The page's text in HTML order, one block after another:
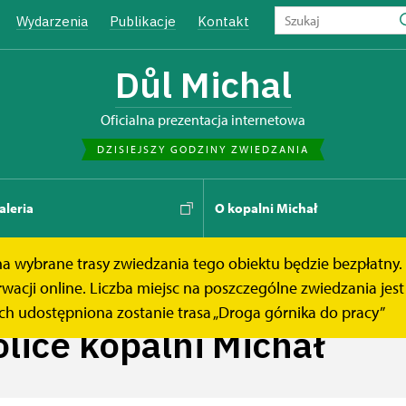
Wydarzenia Publikacje Kontakt
Důl Michal
Oficialna prezentacja internetowa
DZISIEJSZY GODZINY ZWIEDZANIA
O kopalni Michał
wybrane trasy zwiedzania tego obiektu będzie
online. Liczba miejsc na poszczególne zwiedzania
udostępniona zostanie trasa „Droga górnika do pracy”
Michał
kopalni Michał